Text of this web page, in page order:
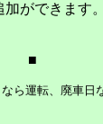
ができます。
■
ら運転、廃車